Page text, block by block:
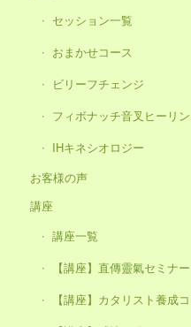
セッション一覧
おまかせコース
ビリーフチェンジ
フィボナッチ音叉ヒーリ
IHキネシオロジー
お客様の声
講座
講座一覧
【講座】直傳靈氣セミナー
【講座】カタリスト養成